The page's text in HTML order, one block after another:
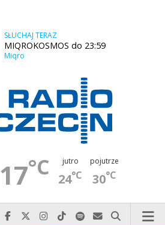
SŁUCHAJ TERAZ
MIQROKOSMOS do 23:59
Miqro
17°C jutro
24°C
pojutrze
30°C
Najlepiej po prostu do nas zadzwoń
Odwiedź nas na Facebook-u
Odwiedź nas na X
Odwiedź nas na Instagram-ie
Odwiedź nas na TikTok-u
Szukaj nas na Spotify
Wyślij do nas
Szukaj